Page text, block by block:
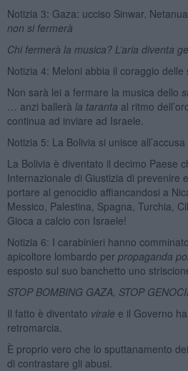
Notizia 3: Gaza: ucciso Sinwar.
non si fermerà
Chi fermerà la musica? L’aria diventa
Notizia 4: Meloni abbia il coraggio delle
Non sarà lei a fermare la musica dello
… anzi ballerà la taranta al ritmo
continua ad inviare ad Israele.
Notizia 5: La Bolivia si unisce
La Bolivia è diventato il decimo Paese
Internazionale di Giustizia di prevenire
portare al genocidio affiancandosi a
Messico, Palestina, Spagna, Turchia,
Gioca a calcio con Israele!
Notizia 6: I carabinieri hanno
apicoltore lombardo per propaganda
esposto sul suo banchetto uno
STOP BOMBING GAZA, STOP
Il fatto è diventato virale e il Governo
retromarcia.
È proprio vero che lo sputtanamento
di contrastare gli abusi.